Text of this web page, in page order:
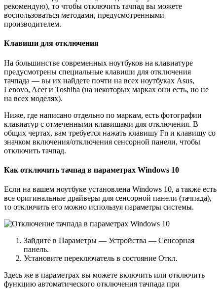
рекомендую), то чтобы отключить тачпад вы можете
воспользоваться методами, предусмотренными
производителем.
Клавиши для отключения
На большинстве современных ноутбуков на клавиатуре
предусмотрены специальные клавиши для отключения
тачпада — вы их найдете почти на всех ноутбуках Asus,
Lenovo, Acer и Toshiba (на некоторых марках они есть, но не
на всех моделях).
Ниже, где написано отдельно по маркам, есть фотографии
клавиатур с отмеченными клавишами для отключения. В
общих чертах, вам требуется нажать клавишу Fn и клавишу со
значком включения/отключения сенсорной панели, чтобы
отключить тачпад.
Как отключить тачпад в параметрах Windows 10
Если на вашем ноутбуке установлена Windows 10, а также есть
все оригинальные драйверы для сенсорной панели (тачпада),
то отключить его можно используя параметры системы.
Зайдите в Параметры — Устройства — Сенсорная
панель.
Установите переключатель в состояние Откл.
Здесь же в параметрах вы можете включить или отключить
функцию автоматического отключения тачпада при